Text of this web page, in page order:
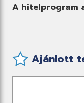
A hitelprogram
Ajánlott